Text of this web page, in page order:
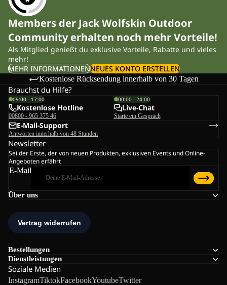
Members der Jack Wolfskin Outdoor
Community erhalten noch mehr Vorteile!
Als Mitglied genießt du exklusive Vorteile, Rabatte und vieles
mehr!
MEHR INFORMATIONENNEUES KONTO ERSTELLEN
Kostenlose Rücksendung innerhalb von 30 Tagen
Über uns
Bestellungen
Dienstleistungen
Soziale Medien
InstagramTiktokFacebookYoutubeTwitter
Brauchst du Hilfe?
09:00 - 17:00
Kostenlose Hotline
00800 - 965 375 46
00:00 - 24:00
Live-Chat
Starte ein Gespräch
E-Mail-Support
Antworten innerhalb von 48 Stunden
Newsletter
Sei der Erste, der von neuen Produkten, exklusiven Events und Online-
Angeboten erfährt
E-Mail